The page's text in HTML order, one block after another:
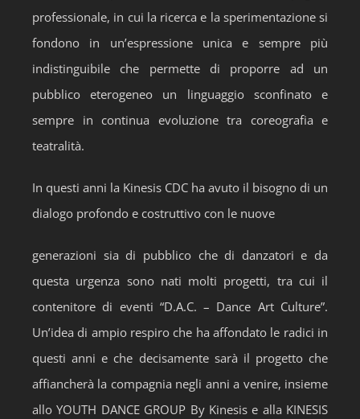
professionale, in cui la ricerca e la sperimentazione si
fondono in un’espressione unica e sempre più
indistinguibile che permette di proporre ad un
pubblico eterogeneo un linguaggio sconfinato e
sempre in continua evoluzione tra coreografia e
teatralità.
In questi anni la Kinesis CDC ha avuto il bisogno di un
dialogo profondo e costruttivo con le nuove
generazioni sia di pubblico che di danzatori e da
questa urgenza sono nati molti progetti, tra cui il
contenitore di eventi “D.A.C. – Dance Art Culture”.
Un’idea di ampio respiro che ha affondato le radici in
questi anni e che decisamente sarà il progetto che
affiancherà la compagnia negli anni a venire, insieme
allo YOUTH DANCE GROUP By Kinesis e alla KINESIS